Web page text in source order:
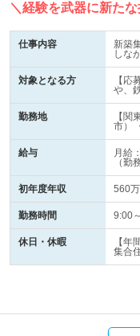
＼経験を武器に新た
仕事内容
新築
しな
対象となる方
【
や、
勤務地
【
市）
給与
月給
（勤
初年度年収 560
勤務時間 9:00
休日・休暇
【
集合